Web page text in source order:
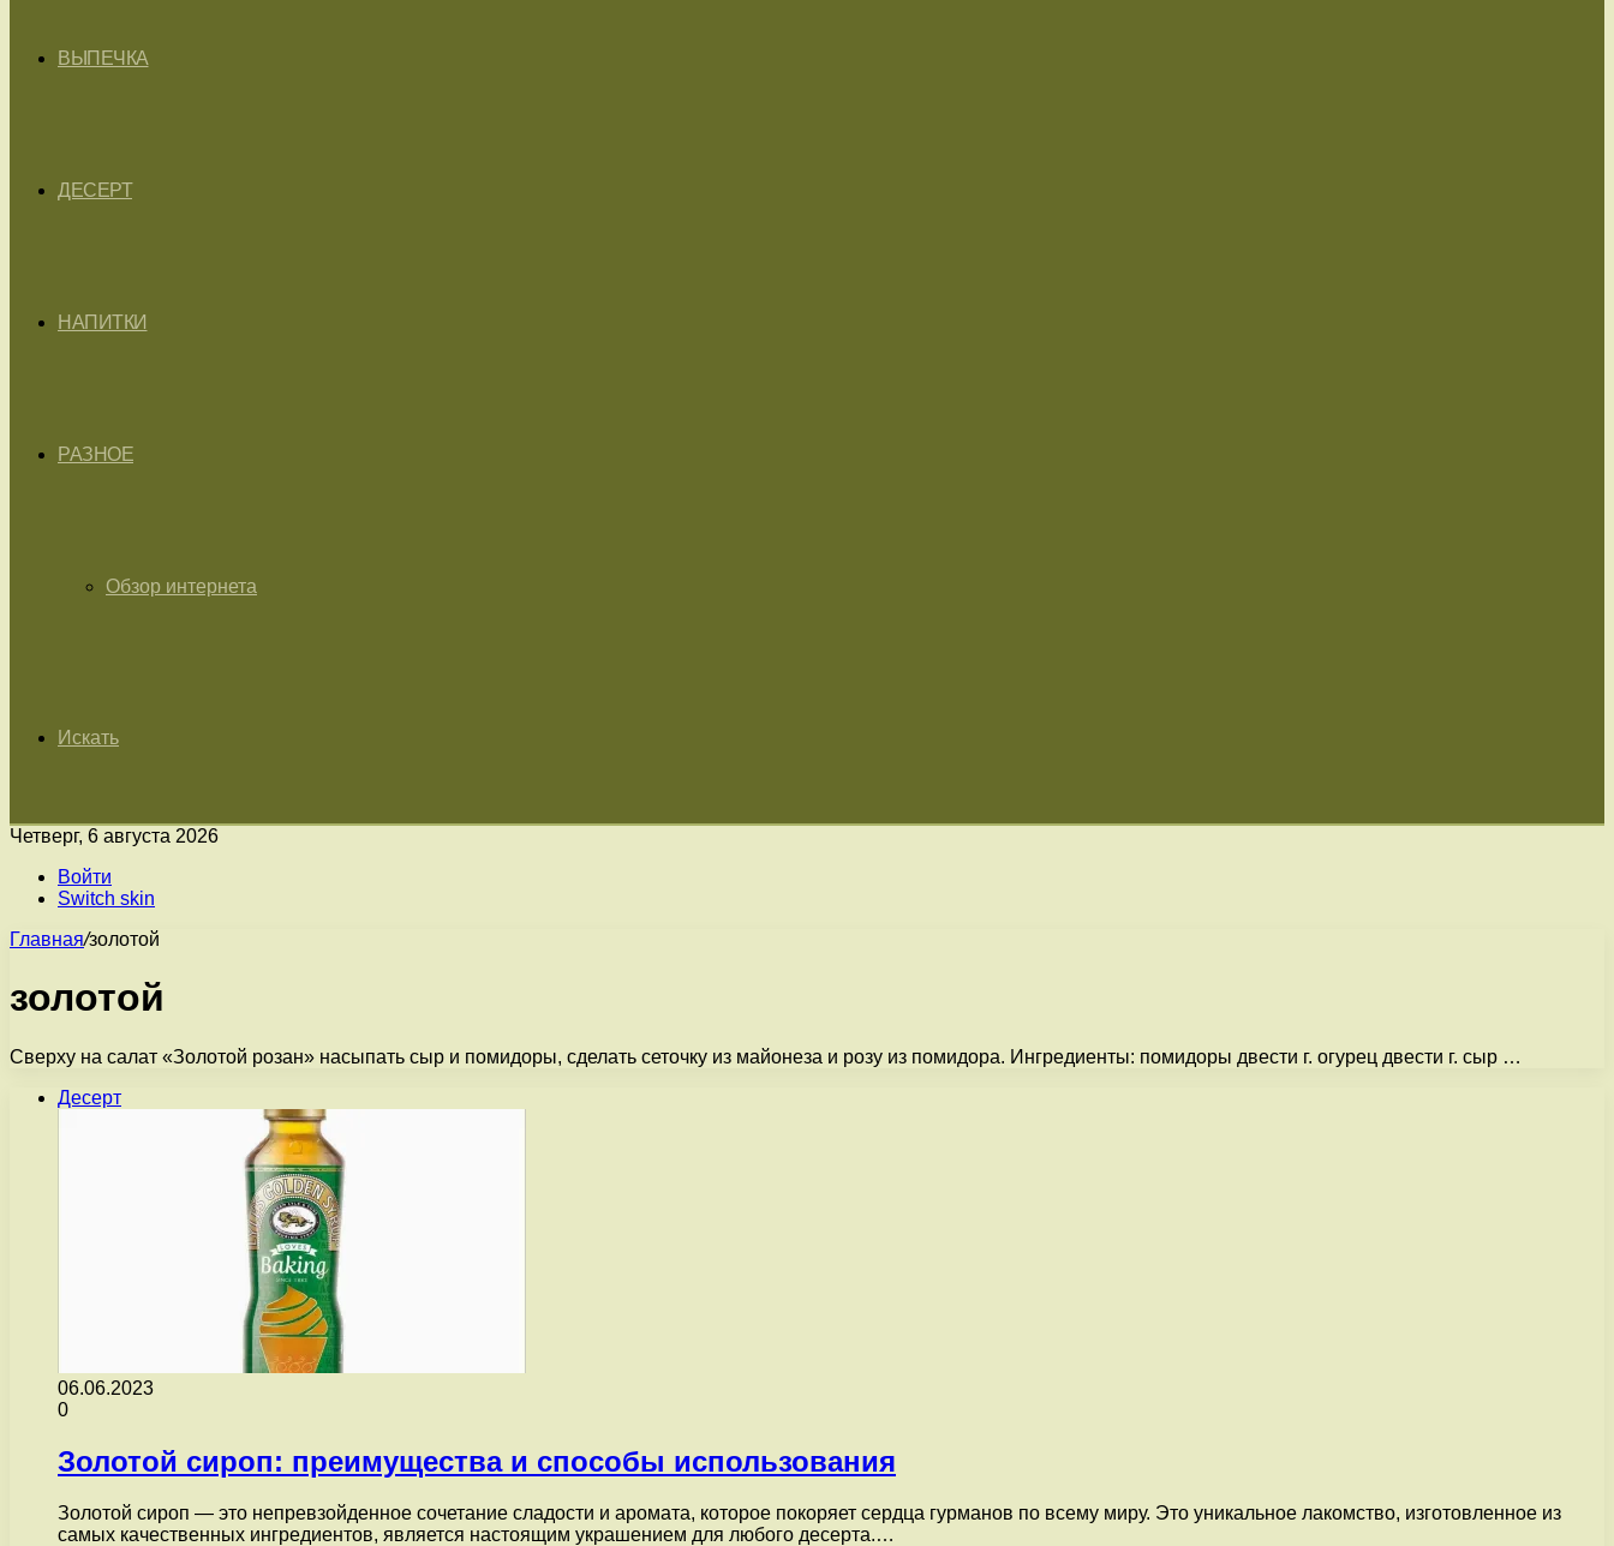
ВЫПЕЧКА
ДЕСЕРТ
НАПИТКИ
РАЗНОЕ
Обзор интернета
Искать
Четверг, 6 августа 2026
Войти
Switch skin
Главная/золотой
золотой
Сверху на салат «Золотой розан» насыпать сыр и помидоры, сделать сеточку из майонеза и розу из помидора. Ингредиенты: помидоры двести г. огурец двести г. сыр …
Десерт
06.06.2023
0
Золотой сироп: преимущества и способы использования
Золотой сироп — это непревзойденное сочетание сладости и аромата, которое покоряет сердца гурманов по всему миру. Это уникальное лакомство, изготовленное из
самых качественных ингредиентов, является настоящим украшением для любого десерта.…